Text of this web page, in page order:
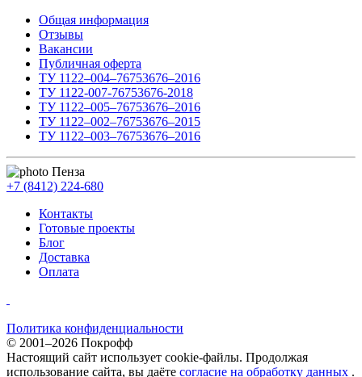
Общая информация
Отзывы
Вакансии
Публичная оферта
ТУ 1122–004–76753676–2016
ТУ 1122-007-76753676-2018
ТУ 1122–005–76753676–2016
ТУ 1122–002–76753676–2015
ТУ 1122–003–76753676–2016
Пенза
+7 (8412) 224-680
Контакты
Готовые проекты
Блог
Доставка
Оплата
Политика конфиденциальности
© 2001–2026 Покрофф
Настоящий сайт использует cookie-файлы. Продолжая
использование сайта, вы даёте согласие на обработку данных .